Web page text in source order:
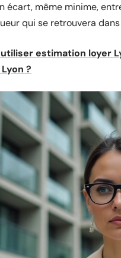
écart, même minime,
qui se retrouvera
estimation loyer
?